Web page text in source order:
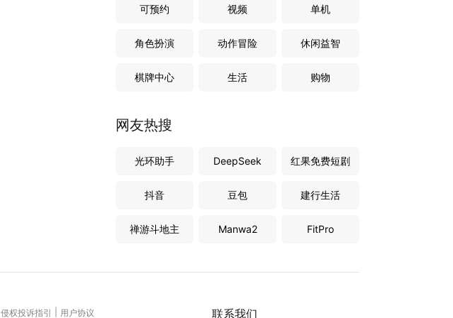
可预约 视频 单机
角色扮演 动作冒险 休闲益智
棋牌中心 生活 购物
网友热搜
光环助手 DeepSeek 红果免费短剧
抖音 豆包 建行生活
禅游斗地主 Manwa2 FitPro
联系我们
侵权投诉指引 用户协议